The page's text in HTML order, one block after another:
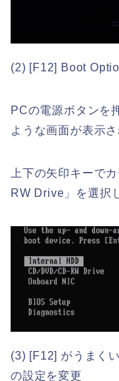
(2) [F12] Boot
PCの電源ボタンを
ような画面が表示さ
上下の矢印キーで
RW Drive」を選択
(3) [F12] がうまく
の設定を変更